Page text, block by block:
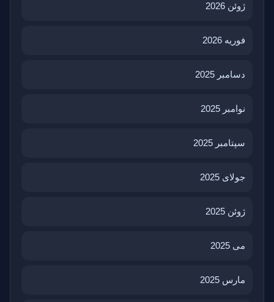
ژوئن 2026
فوریه 2026
دسامبر 2025
نوامبر 2025
سپتامبر 2025
جولای 2025
ژوئن 2025
می 2025
مارس 2025